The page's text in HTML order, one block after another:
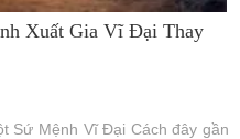
Xuất Gia Vĩ Đại Thay
Sứ Mệnh Vĩ Đại Cách đây gần